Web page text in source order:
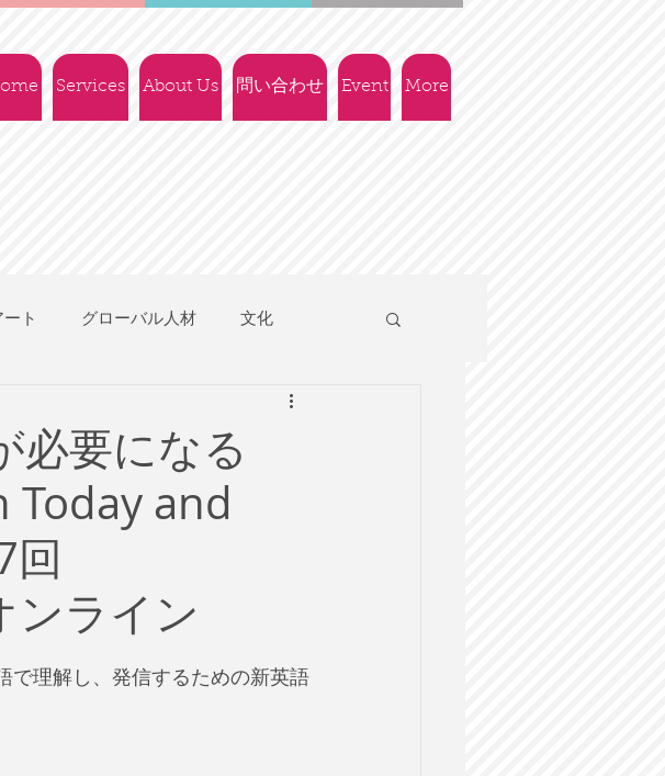
Services About Us 問い合わせ Event More
ート グローバル人材 文化
社会政策
新型コロナウイルス
・メディア
必要になる
Today and
回
ンライン
で理解し、発信するための新英語